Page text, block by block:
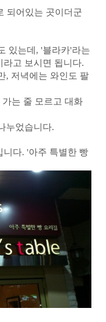
되어있는 곳이더군
있는데, '블라카'라는
라고 보시면 됩니다.
, 저녁에는 와인도 팔
는 줄 모르고 대화
누었습니다.
니다. '아주 특별한 빵